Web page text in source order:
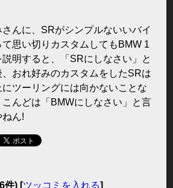
んに、SRがシンプルないいバイ
思い切りカスタムしてもBMW 1
明すると、「SRにしなさい」と
おれ好みのカスタムをしたSRは
ツーリングには向かないことな
んどは「BMWにしなさい」と言
ん!
件) [ツッコミを入れる]